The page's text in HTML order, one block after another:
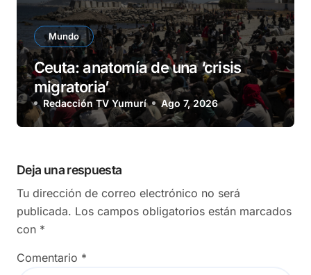
Mundo
Ceuta: anatomía de una ‘crisis
migratoria’
Redacción TV Yumurí Ago 7, 2026
Deja una respuesta
Tu dirección de correo electrónico no será
publicada. Los campos obligatorios están marcados
con *
Comentario *